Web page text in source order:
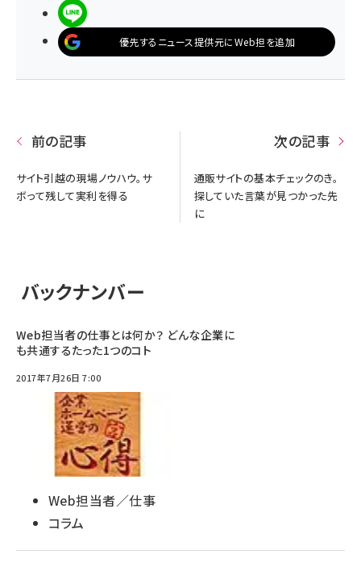
優先するニュース提供元にWeb担を追加
前の記事
サイト引越の現場ノウハウ。サ
ボって残して実利を得る
次の記事
通販サイトの基本チェックのき。
探していた言葉が見つかった先
に
バックナンバー
Web担当者の仕事とは何か？ どんな企業に
も共通するたった1つのコト
2017年7月26日 7:00
Web担当者／仕事
コラム